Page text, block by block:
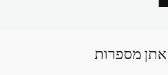
אתן מספרות